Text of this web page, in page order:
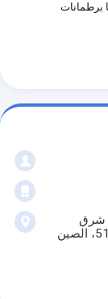
برطمانات
أ، حديقة المرح الإبداعي، رقم 371، شرق